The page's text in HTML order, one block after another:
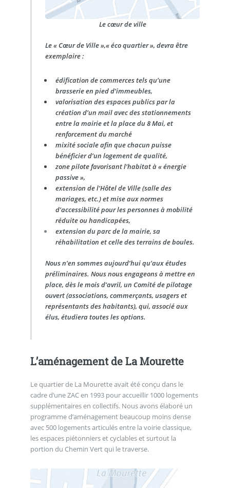
Le cœur de ville
Le « Cœur de Ville »,« éco quartier », devra être
exemplaire :
édification de commerces tels qu’une
brasserie en pied d’immeubles,
valorisation des espaces publics par la
création d’un mail avec des stationnements
entre la mairie et la place du 8 Mai, et
renforcement du marché
mixité sociale afin que chacun puisse
bénéficier d’un logement de qualité,
zone pilote favorisant l’habitat à « énergie
passive »,
extension de l’Hôtel de Ville (salle des
mariages, etc.) et mise aux normes
d’accessibilité pour les personnes à mobilité
réduite ou handicapées,
extension du parc de la mairie, sa
réhabilitation et celle des terrains de boules.
Nous n’en sommes aujourd’hui qu’aux études
préliminaires. Nous nous engageons à mettre en
place, dès le mois d’avril, un Comité de pilotage
ouvert (associations, commerçants, usagers et
représentants des habitants), qui, associé aux
élus, étudiera toutes les options.
L’aménagement de La Mourette
Le quartier de La Mourette avait été conçu dans le
cadre d’une ZAC en 1993 pour accueillir 1000 logements
supplémentaires en collectifs. Nous avons élaboré un
programme d’aménagement beaucoup moins dense
avec 500 logements articulés entre la voirie classique,
les espaces piétonniers et cyclables et surtout la
portion du Chemin Vert qui le traverse.